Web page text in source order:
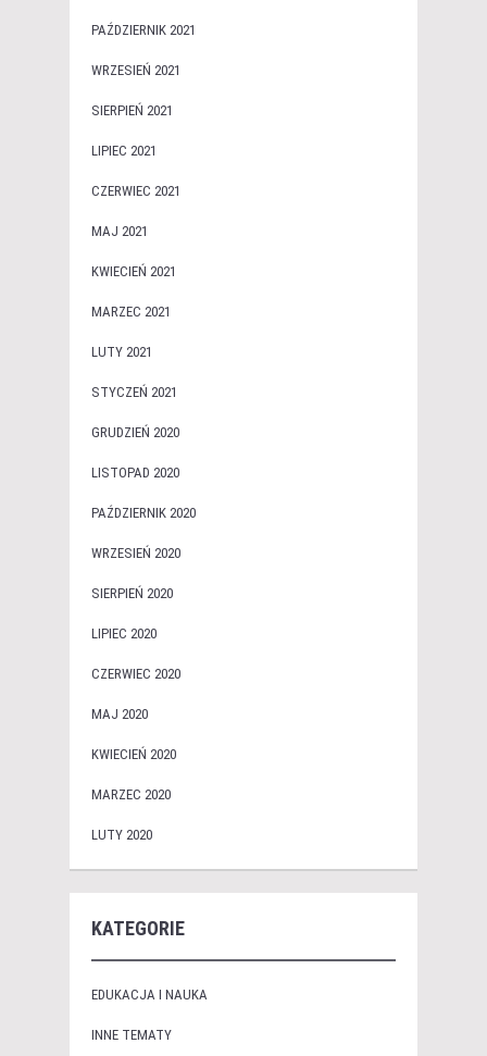
PAŹDZIERNIK 2021
WRZESIEŃ 2021
SIERPIEŃ 2021
LIPIEC 2021
CZERWIEC 2021
MAJ 2021
KWIECIEŃ 2021
MARZEC 2021
LUTY 2021
STYCZEŃ 2021
GRUDZIEŃ 2020
LISTOPAD 2020
PAŹDZIERNIK 2020
WRZESIEŃ 2020
SIERPIEŃ 2020
LIPIEC 2020
CZERWIEC 2020
MAJ 2020
KWIECIEŃ 2020
MARZEC 2020
LUTY 2020
KATEGORIE
EDUKACJA I NAUKA
INNE TEMATY